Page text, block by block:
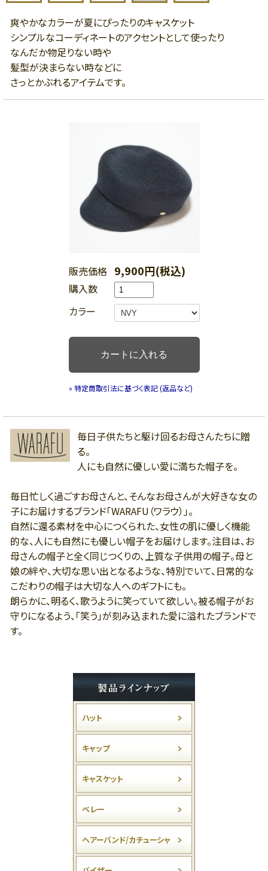
爽やかなカラーが夏にぴったりのキャスケット
シンプルなコーディネートのアクセントとして使ったり
なんだか物足りない時や
髪型が決まらない時などに
さっとかぶれるアイテムです。
販売価格 9,900円(税込)
購入数
カラー
» 特定商取引法に基づく表記 (返品など)
毎日子供たちと駆け回るお母さんたちに贈
る。
人にも自然に優しい愛に満ちた帽子を。
毎日忙しく過ごすお母さんと、そんなお母さんが大好きな女の
子にお届けするブランド「WARAFU（ワラウ）」。
自然に還る素材を中心につくられた、女性の肌に優しく機能
的な、人にも自然にも優しい帽子をお届けします。注目は、お
母さんの帽子と全く同じつくりの、上質な子供用の帽子。母と
娘の絆や、大切な思い出となるような、特別でいて、日常的な
こだわりの帽子は大切な人へのギフトにも。
朗らかに、明るく、歌うように笑っていて欲しい。被る帽子がお
守りになるよう、「笑う」が刻み込まれた愛に溢れたブランドで
す。
ハット
キャップ
キャスケット
ベレー
ヘアーバンド/カチューシャ